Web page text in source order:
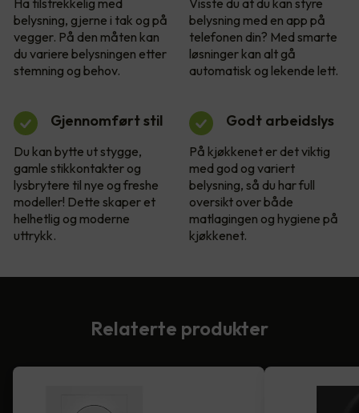
Ha tilstrekkelig med
belysning, gjerne i tak og på
vegger. På den måten kan
du variere belysningen etter
stemning og behov.
Visste du at du kan styre
belysning med en app på
telefonen din? Med smarte
løsninger kan alt gå
automatisk og lekende lett.
Gjennomført stil
Du kan bytte ut stygge,
gamle stikkontakter og
lysbrytere til nye og freshe
modeller! Dette skaper et
helhetlig og moderne
uttrykk.
Godt arbeidslys
På kjøkkenet er det viktig
med god og variert
belysning, så du har full
oversikt over både
matlagingen og hygiene på
kjøkkenet.
Relaterte produkter